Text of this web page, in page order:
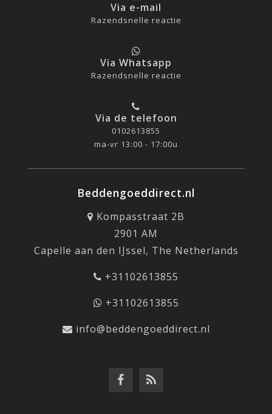
Via e-mail
Razendsnelle reactie
Via Whatsapp
Razendsnelle reactie
Via de telefoon
0102613855
ma-vr 13:00 - 17:00u
Beddengoeddirect.nl
Kompasstraat 2B
2901 AM
Capelle aan den IJssel, The Netherlands
+31102613855
+31102613855
info@beddengoeddirect.nl